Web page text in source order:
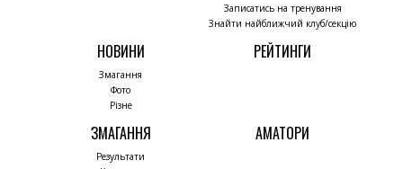
Записатись на тренування
Знайти найближчий клуб/секцію
НОВИНИ
Змагання
Фото
Різне
РЕЙТИНГИ
ЗМАГАННЯ
Результати
АМАТОРИ